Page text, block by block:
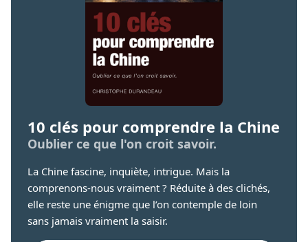
10 clés pour comprendre la Chine
Oublier ce que l'on croit savoir.
La Chine fascine, inquiète, intrigue. Mais la
comprenons-nous vraiment ? Réduite à des clichés,
elle reste une énigme que l’on contemple de loin
sans jamais vraiment la saisir.